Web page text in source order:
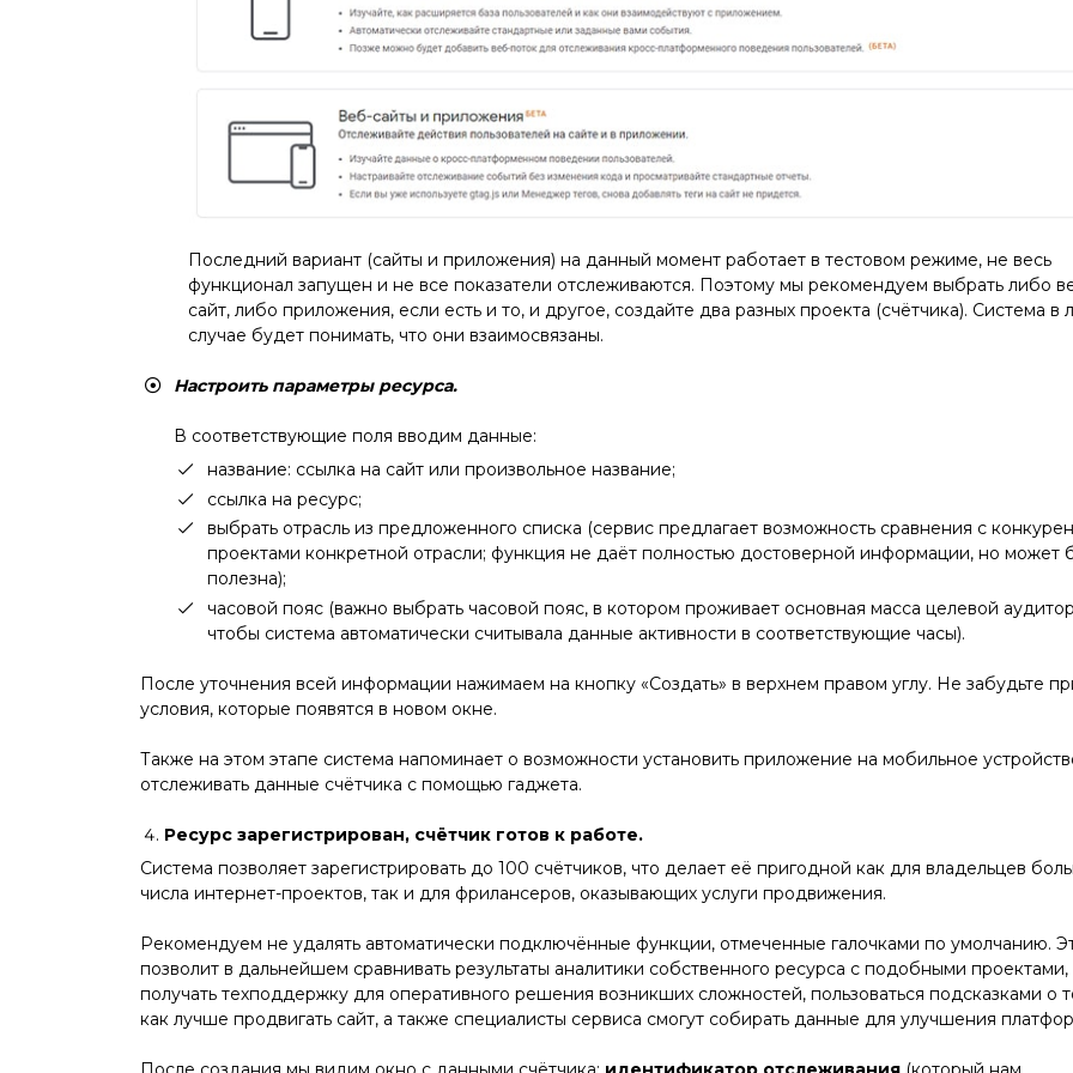
Последний вариант (сайты и приложения) на данный момент работает в тестовом режиме, не весь
функционал запущен и не все показатели отслеживаются. Поэтому мы рекомендуем выбрать либо
сайт, либо приложения, если есть и то, и другое, создайте два разных проекта (счётчика). Система в
случае будет понимать, что они взаимосвязаны.
Настроить параметры ресурса.
В соответствующие поля вводим данные:
название: ссылка на сайт или произвольное название;
ссылка на ресурс;
выбрать отрасль из предложенного списка (сервис предлагает возможность сравнения с
проектами конкретной отрасли; функция не даёт полностью достоверной информации, но может
полезна);
часовой пояс (важно выбрать часовой пояс, в котором проживает основная масса целевой
чтобы система автоматически считывала данные активности в соответствующие часы).
После уточнения всей информации нажимаем на кнопку «Создать» в верхнем правом углу. Не забудьте
условия, которые появятся в новом окне.
Также на этом этапе система напоминает о возможности установить приложение на мобильное
отслеживать данные счётчика с помощью гаджета.
Ресурс зарегистрирован, счётчик готов к работе.
Система позволяет зарегистрировать до 100 счётчиков, что делает её пригодной как для владельцев
числа интернет-проектов, так и для фрилансеров, оказывающих услуги продвижения.
Рекомендуем не удалять автоматически подключённые функции, отмеченные галочками по умолчанию.
позволит в дальнейшем сравнивать результаты аналитики собственного ресурса с подобными проектами,
получать техподдержку для оперативного решения возникших сложностей, пользоваться подсказками о
как лучше продвигать сайт, а также специалисты сервиса смогут собирать данные для улучшения